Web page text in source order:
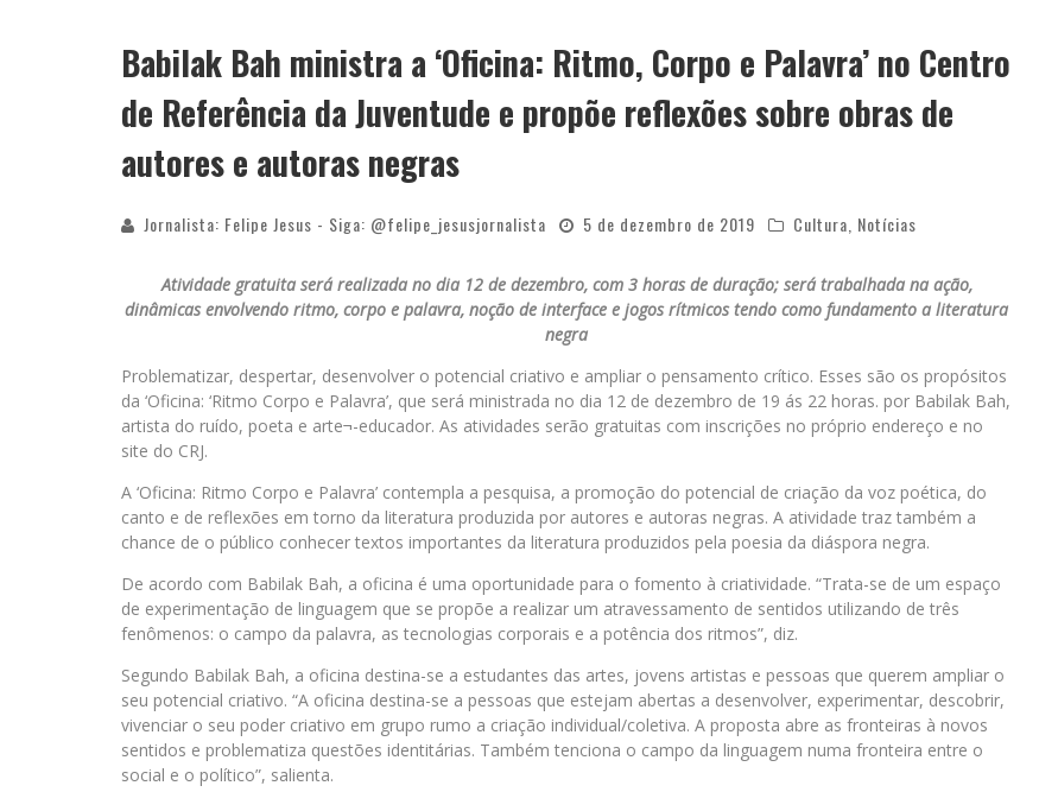
H
OT WHEELS MONSTER TRUCKS LIVE™ CONFIRMA BELO HORIZONTE NA TURNÊ AMÉRICA DO SUL 2027
Babilak Bah ministra a ‘Oficina: Ritmo, Corpo e Palavra’ no Centro
de Referência da Juventude e propõe reflexões sobre obras de
autores e autoras negras
Jornalista: Felipe Jesus - Siga: @felipe_jesusjornalista 5 de dezembro de 2019 Cultura Notícias
Atividade gratuita será realizada no dia 12 de dezembro, com 3 horas de duração; será trabalhada na ação,
dinâmicas envolvendo ritmo, corpo e palavra, noção de interface e jogos rítmicos tendo como fundamento a literatura
negra
Problematizar, despertar, desenvolver o potencial criativo e ampliar o pensamento crítico. Esses são os propósitos
da ‘Oficina: ‘Ritmo Corpo e Palavra’, que será ministrada no dia 12 de dezembro de 19 ás 22 horas. por Babilak Bah,
artista do ruído, poeta e arte¬-educador. As atividades serão gratuitas com inscrições no próprio endereço e no
site do CRJ.
A ‘Oficina: Ritmo Corpo e Palavra’ contempla a pesquisa, a promoção do potencial de criação da voz poética, do
canto e de reflexões em torno da literatura produzida por autores e autoras negras. A atividade traz também a
chance de o público conhecer textos importantes da literatura produzidos pela poesia da diáspora negra.
De acordo com Babilak Bah, a oficina é uma oportunidade para o fomento à criatividade. “Trata-se de um espaço
de experimentação de linguagem que se propõe a realizar um atravessamento de sentidos utilizando de três
fenômenos: o campo da palavra, as tecnologias corporais e a potência dos ritmos”, diz.
Segundo Babilak Bah, a oficina destina-se a estudantes das artes, jovens artistas e pessoas que querem ampliar o
seu potencial criativo. “A oficina destina-se a pessoas que estejam abertas a desenvolver, experimentar, descobrir,
vivenciar o seu poder criativo em grupo rumo a criação individual/coletiva. A proposta abre as fronteiras à novos
sentidos e problematiza questões identitárias. Também tenciona o campo da linguagem numa fronteira entre o
social e o político”, salienta.